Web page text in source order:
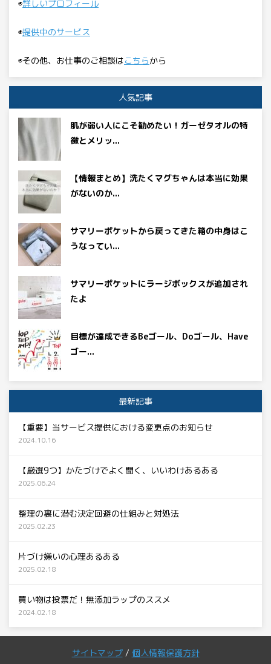
◉詳しいプロフィール
◉提供中のサービス
◉その他、お仕事のご相談はこちらから
人気記事
肌が弱い人にこそ勧めたい！ガーゼタオルの特
徴とメリッ...
【情報まとめ】洗たくマグちゃんは本当に効果
がないのか...
サマリーポケットから戻ってきた箱の中身はこ
うなってい...
サマリーポケットにラージボックスが追加され
たよ
目標が達成できるBeゴール、Doゴール、Have
ゴー...
最新記事
【重要】当サービス提供における変更点のお知らせ
2024.10.16
【厳選9つ】かたづけでよく聞く、いいわけあるある
2025.06.24
整理の裏に潜む決定回避の仕組みと対処法
2025.02.23
片づけ嫌いの心理あるある
2025.02.18
買い物は投票だ！無添加ラップのススメ
2024.02.18
サイトマップ/ 個人情報保護方針